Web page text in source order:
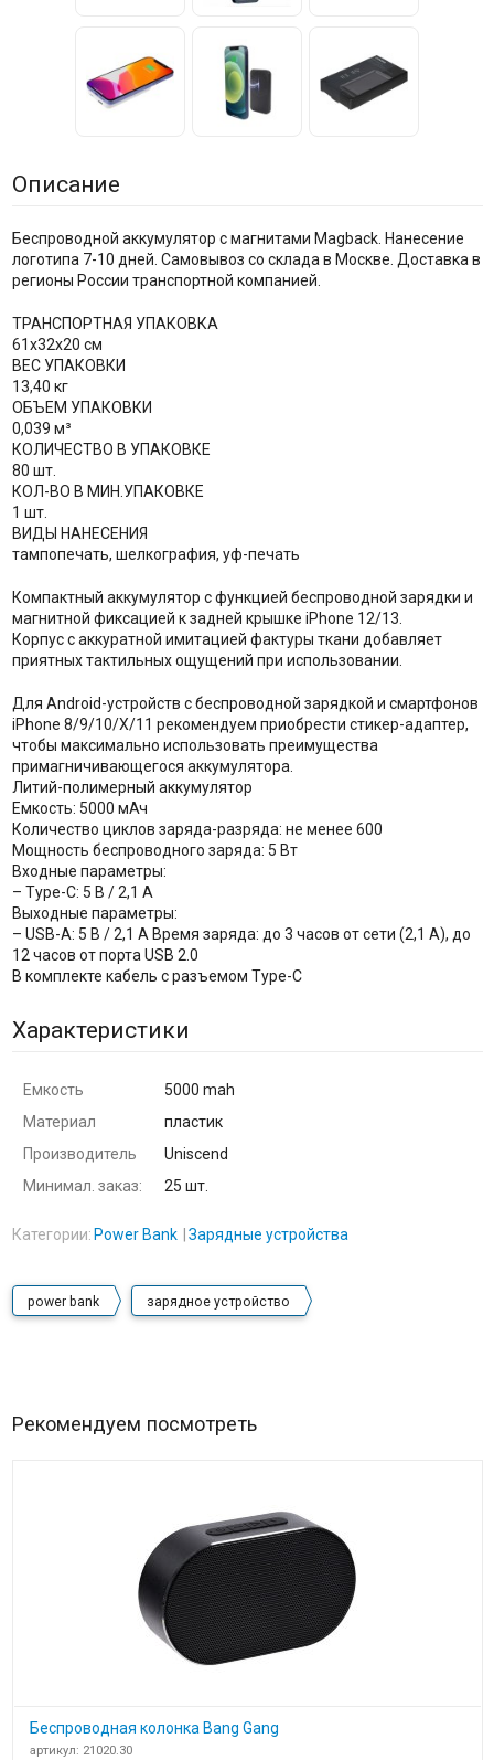
Описание
Беспроводной аккумулятор с магнитами Magback. Нанесение
логотипа 7-10 дней. Самовывоз со склада в Москве. Доставка в
регионы России транспортной компанией.
ТРАНСПОРТНАЯ УПАКОВКА
61x32x20 см
ВЕС УПАКОВКИ
13,40 кг
ОБЪЕМ УПАКОВКИ
0,039 м³
КОЛИЧЕСТВО В УПАКОВКЕ
80 шт.
КОЛ-ВО В МИН.УПАКОВКЕ
1 шт.
ВИДЫ НАНЕСЕНИЯ
тампопечать, шелкография, уф-печать
Компактный аккумулятор с функцией беспроводной зарядки и
магнитной фиксацией к задней крышке iPhone 12/13.
Корпус с аккуратной имитацией фактуры ткани добавляет
приятных тактильных ощущений при использовании.
Для Android-устройств с беспроводной зарядкой и смартфонов
iPhone 8/9/10/X/11 рекомендуем приобрести стикер-адаптер,
чтобы максимально использовать преимущества
примагничивающегося аккумулятора.
Литий-полимерный аккумулятор
Емкость: 5000 мАч
Количество циклов заряда-разряда: не менее 600
Мощность беспроводного заряда: 5 Вт
Входные параметры:
– Type-C: 5 B / 2,1 A
Выходные параметры:
– USB-A: 5 В / 2,1 A Время заряда: до 3 часов от сети (2,1 А), до
12 часов от порта USB 2.0
В комплекте кабель с разъемом Type-C
Характеристики
Емкость
5000 mah
Материал
пластик
Производитель
Uniscend
Минимал. заказ:
25 шт.
Категории: Power Bank Зарядные устройства
power bank зарядное устройство
Рекомендуем посмотреть
Беспроводная колонка Bang Gang
артикул: 21020.30